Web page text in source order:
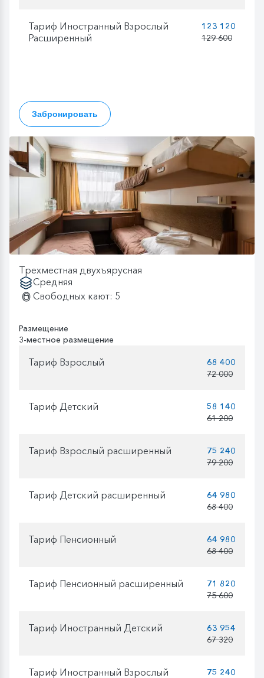
Тариф Иностранный Взрослый
Расширенный
123 120
129 600
Забронировать
Трехместная двухъярусная
Средняя
Свободных кают: 5
Размещение
3-местное размещение
Тариф Взрослый
68 400
72 000
Тариф Детский
58 140
61 200
Тариф Взрослый расширенный
75 240
79 200
Тариф Детский расширенный
64 980
68 400
Тариф Пенсионный
64 980
68 400
Тариф Пенсионный расширенный
71 820
75 600
Тариф Иностранный Детский
63 954
67 320
Тариф Иностранный Взрослый 75 240